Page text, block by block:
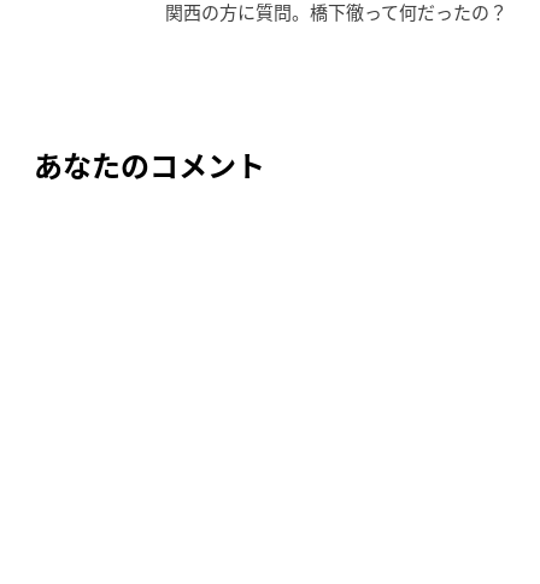
ー
関西の方に質問。橋下徹って何だったの？
あなたのコメント